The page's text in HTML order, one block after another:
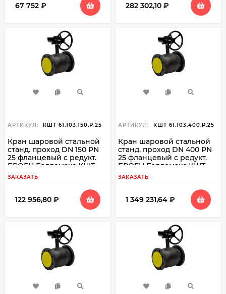
67 752 ₽ 282 302,10 ₽
АРТИКУЛ: КШТ 61.103.150.Р.25
Кран шаровой стальной
станд. проход DN 150 PN
25 фланцевый с редукт.
БРОЕН Балломакс КШТ
61.103.150
ЗАКАЗАТЬ
122 956,80 ₽
АРТИКУЛ: КШТ 61.103.400.Р.25
Кран шаровой стальной
станд. проход DN 400 PN
25 фланцевый с редукт.
БРОЕН Балломакс КШТ
61.103.400
ЗАКАЗАТЬ
1 349 231,64 ₽